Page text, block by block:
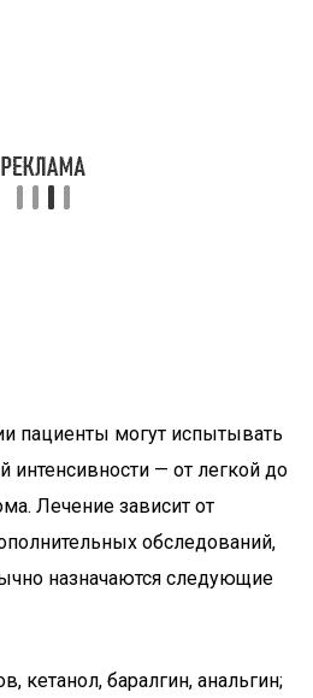
пациенты могут испытывать
интенсивности — от легкой до
Лечение зависит от
обследований,
назначаются следующие
кетанол, баралгин, анальгин;